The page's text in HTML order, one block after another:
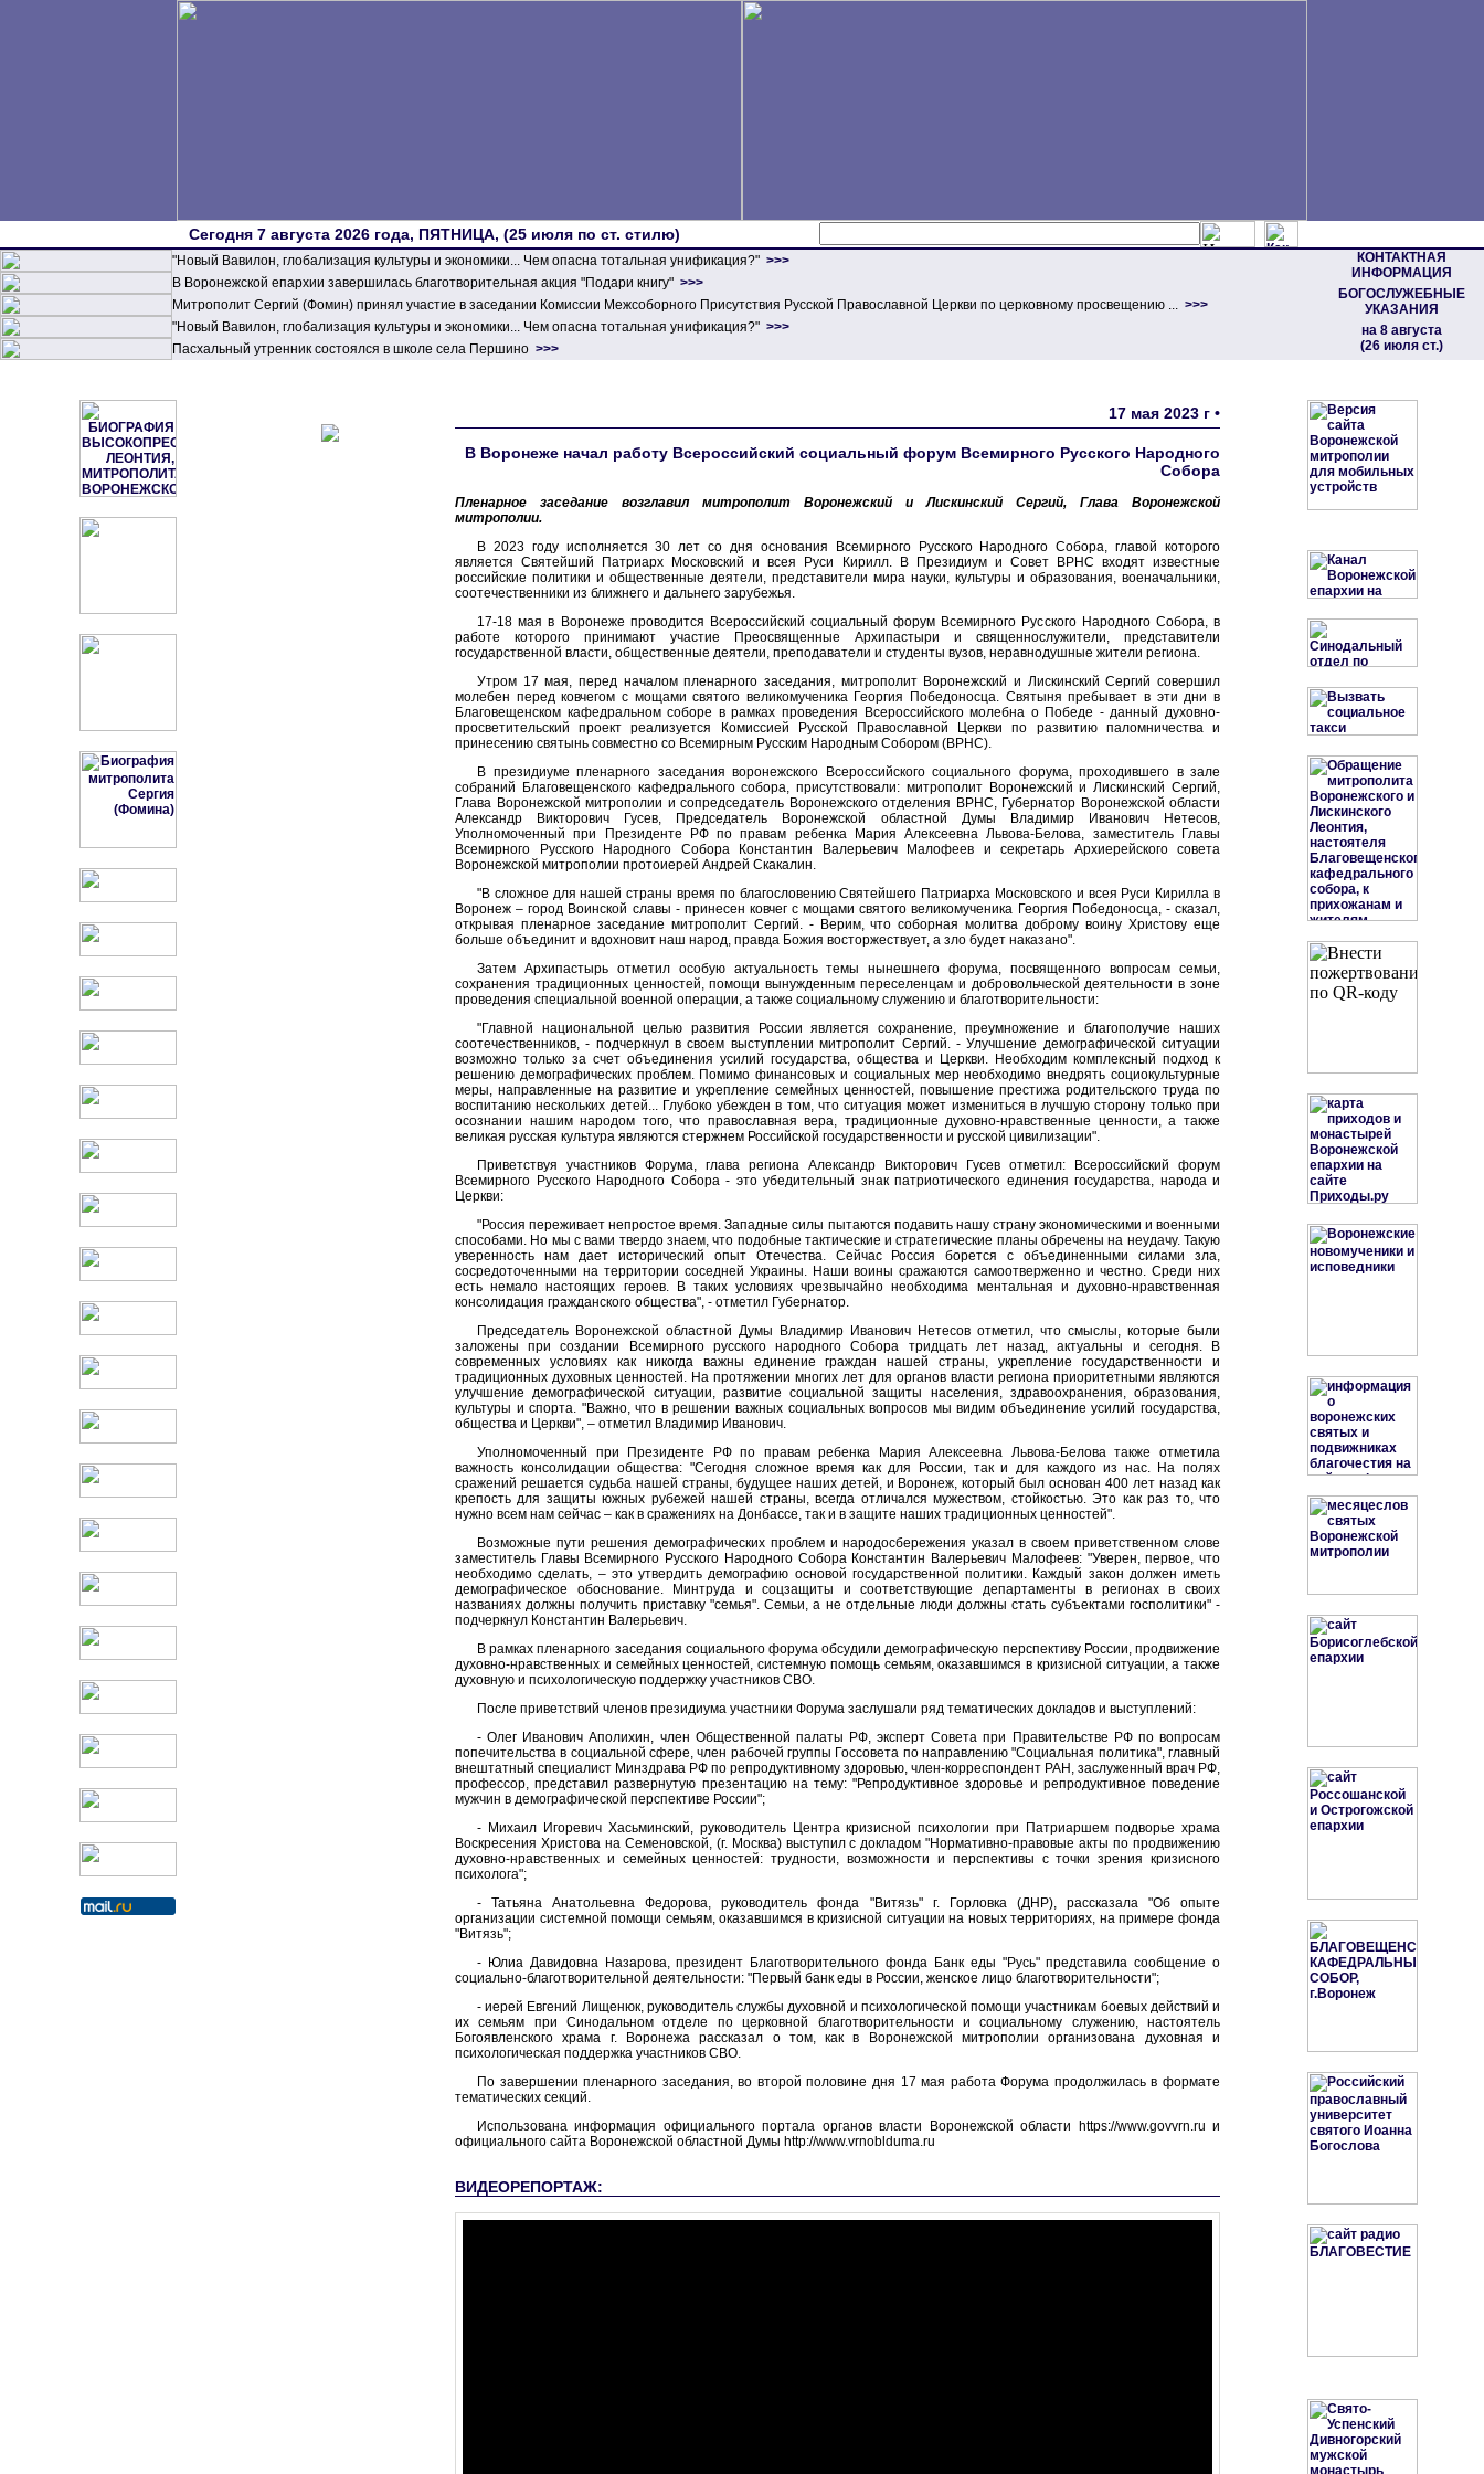
Сегодня 7 августа 2026 года, ПЯТНИЦА, (25 июля по ст. стилю)
"Новый Вавилон, глобализация культуры и экономики... Чем опасна тотальная унификация?" >>>
КОНТАКТНАЯ
ИНФОРМАЦИЯ
БОГОСЛУЖЕБНЫЕ
УКАЗАНИЯ
на 8 августа
(26 июля ст.)
В Воронежской епархии завершилась благотворительная акция "Подари книгу" >>>
Митрополит Сергий (Фомин) принял участие в заседании Комиссии Межсоборного Присутствия Русской Православной Церкви по церковному просвещению ... >>>
"Новый Вавилон, глобализация культуры и экономики... Чем опасна тотальная унификация?" >>>
Пасхальный утренник состоялся в школе села Першино >>>
17 мая 2023 г •
В Воронеже начал работу Всероссийский социальный форум Всемирного Русского Народного
Собора
Пленарное заседание возглавил митрополит Воронежский и Лискинский Сергий, Глава Воронежской
митрополии.
В 2023 году исполняется 30 лет со дня основания Всемирного Русского Народного Собора, главой которого
является Святейший Патриарх Московский и всея Руси Кирилл. В Президиум и Совет ВРНС входят известные
российские политики и общественные деятели, представители мира науки, культуры и образования, военачальники,
соотечественники из ближнего и дальнего зарубежья.
17-18 мая в Воронеже проводится Всероссийский социальный форум Всемирного Русского Народного Собора, в
работе которого принимают участие Преосвященные Архипастыри и священнослужители, представители
государственной власти, общественные деятели, преподаватели и студенты вузов, неравнодушные жители региона.
Утром 17 мая, перед началом пленарного заседания, митрополит Воронежский и Лискинский Сергий совершил
молебен перед ковчегом с мощами святого великомученика Георгия Победоносца. Святыня пребывает в эти дни в
Благовещенском кафедральном соборе в рамках проведения Всероссийского молебна о Победе - данный духовно-
просветительский проект реализуется Комиссией Русской Православной Церкви по развитию паломничества и
принесению святынь совместно со Всемирным Русским Народным Собором (ВРНС).
В президиуме пленарного заседания воронежского Всероссийского социального форума, проходившего в зале
собраний Благовещенского кафедрального собора, присутствовали: митрополит Воронежский и Лискинский Сергий,
Глава Воронежской митрополии и сопредседатель Воронежского отделения ВРНС, Губернатор Воронежской области
Александр Викторович Гусев, Председатель Воронежской областной Думы Владимир Иванович Нетесов,
Уполномоченный при Президенте РФ по правам ребенка Мария Алексеевна Львова-Белова, заместитель Главы
Всемирного Русского Народного Собора Константин Валерьевич Малофеев и секретарь Архиерейского совета
Воронежской митрополии протоиерей Андрей Скакалин.
"В сложное для нашей страны время по благословению Святейшего Патриарха Московского и всея Руси Кирилла в
Воронеж – город Воинской славы - принесен ковчег с мощами святого великомученика Георгия Победоносца, - сказал,
открывая пленарное заседание митрополит Сергий. - Верим, что соборная молитва доброму воину Христову еще
больше объединит и вдохновит наш народ, правда Божия восторжествует, а зло будет наказано".
Затем Архипастырь отметил особую актуальность темы нынешнего форума, посвященного вопросам семьи,
сохранения традиционных ценностей, помощи вынужденным переселенцам и добровольческой деятельности в зоне
проведения специальной военной операции, а также социальному служению и благотворительности:
"Главной национальной целью развития России является сохранение, преумножение и благополучие наших
соотечественников, - подчеркнул в своем выступлении митрополит Сергий. - Улучшение демографической ситуации
возможно только за счет объединения усилий государства, общества и Церкви. Необходим комплексный подход к
решению демографических проблем. Помимо финансовых и социальных мер необходимо внедрять социокультурные
меры, направленные на развитие и укрепление семейных ценностей, повышение престижа родительского труда по
воспитанию нескольких детей... Глубоко убежден в том, что ситуация может измениться в лучшую сторону только при
осознании нашим народом того, что православная вера, традиционные духовно-нравственные ценности, а также
великая русская культура являются стержнем Российской государственности и русской цивилизации".
Приветствуя участников Форума, глава региона Александр Викторович Гусев отметил: Всероссийский форум
Всемирного Русского Народного Собора - это убедительный знак патриотического единения государства, народа и
Церкви:
"Россия переживает непростое время. Западные силы пытаются подавить нашу страну экономическими и военными
способами. Но мы с вами твердо знаем, что подобные тактические и стратегические планы обречены на неудачу. Такую
уверенность нам дает исторический опыт Отечества. Сейчас Россия борется с объединенными силами зла,
сосредоточенными на территории соседней Украины. Наши воины сражаются самоотверженно и честно. Среди них
есть немало настоящих героев. В таких условиях чрезвычайно необходима ментальная и духовно-нравственная
консолидация гражданского общества", - отметил Губернатор.
Председатель Воронежской областной Думы Владимир Иванович Нетесов отметил, что смыслы, которые были
заложены при создании Всемирного русского народного Собора тридцать лет назад, актуальны и сегодня. В
современных условиях как никогда важны единение граждан нашей страны, укрепление государственности и
традиционных духовных ценностей. На протяжении многих лет для органов власти региона приоритетными являются
улучшение демографической ситуации, развитие социальной защиты населения, здравоохранения, образования,
культуры и спорта. "Важно, что в решении важных социальных вопросов мы видим объединение усилий государства,
общества и Церкви", – отметил Владимир Иванович.
Уполномоченный при Президенте РФ по правам ребенка Мария Алексеевна Львова-Белова также отметила
важность консолидации общества: "Сегодня сложное время как для России, так и для каждого из нас. На полях
сражений решается судьба нашей страны, будущее наших детей, и Воронеж, который был основан 400 лет назад как
крепость для защиты южных рубежей нашей страны, всегда отличался мужеством, стойкостью. Это как раз то, что
нужно всем нам сейчас – как в сражениях на Донбассе, так и в защите наших традиционных ценностей".
Возможные пути решения демографических проблем и народосбережения указал в своем приветственном слове
заместитель Главы Всемирного Русского Народного Собора Константин Валерьевич Малофеев: "Уверен, первое, что
необходимо сделать, – это утвердить демографию основой государственной политики. Каждый закон должен иметь
демографическое обоснование. Минтруда и соцзащиты и соответствующие департаменты в регионах в своих
названиях должны получить приставку "семья". Семьи, а не отдельные люди должны стать субъектами госполитики" -
подчеркнул Константин Валерьевич.
В рамках пленарного заседания социального форума обсудили демографическую перспективу России, продвижение
духовно-нравственных и семейных ценностей, системную помощь семьям, оказавшимся в кризисной ситуации, а также
духовную и психологическую поддержку участников СВО.
После приветствий членов президиума участники Форума заслушали ряд тематических докладов и выступлений:
- Олег Иванович Аполихин, член Общественной палаты РФ, эксперт Совета при Правительстве РФ по вопросам
попечительства в социальной сфере, член рабочей группы Госсовета по направлению "Социальная политика", главный
внештатный специалист Минздрава РФ по репродуктивному здоровью, член-корреспондент РАН, заслуженный врач РФ,
профессор, представил развернутую презентацию на тему: "Репродуктивное здоровье и репродуктивное поведение
мужчин в демографической перспективе России";
- Михаил Игоревич Хасьминский, руководитель Центра кризисной психологии при Патриаршем подворье храма
Воскресения Христова на Семеновской, (г. Москва) выступил с докладом "Нормативно-правовые акты по продвижению
духовно-нравственных и семейных ценностей: трудности, возможности и перспективы с точки зрения кризисного
психолога";
- Татьяна Анатольевна Федорова, руководитель фонда "Витязь" г. Горловка (ДНР), рассказала "Об опыте
организации системной помощи семьям, оказавшимся в кризисной ситуации на новых территориях, на примере фонда
"Витязь";
- Юлиа Давидовна Назарова, президент Благотворительного фонда Банк еды "Русь" представила сообщение о
социально-благотворительной деятельности: "Первый банк еды в России, женское лицо благотворительности";
- иерей Евгений Лищенюк, руководитель службы духовной и психологической помощи участникам боевых действий и
их семьям при Синодальном отделе по церковной благотворительности и социальному служению, настоятель
Богоявленского храма г. Воронежа рассказал о том, как в Воронежской митрополии организована духовная и
психологическая поддержка участников СВО.
По завершении пленарного заседания, во второй половине дня 17 мая работа Форума продолжилась в формате
тематических секций.
Использована информация официального портала органов власти Воронежской области https://www.govvrn.ru и
официального сайта Воронежской областной Думы http://www.vrnoblduma.ru
ВИДЕОРЕПОРТАЖ: